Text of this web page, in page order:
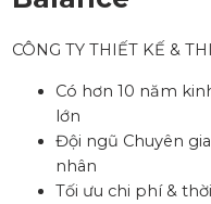
CÔNG TY THIẾT KẾ &
Có hơn 10 năm
lớn
Đội ngũ Chuyên gia
nhân
Tối ưu chi phí &